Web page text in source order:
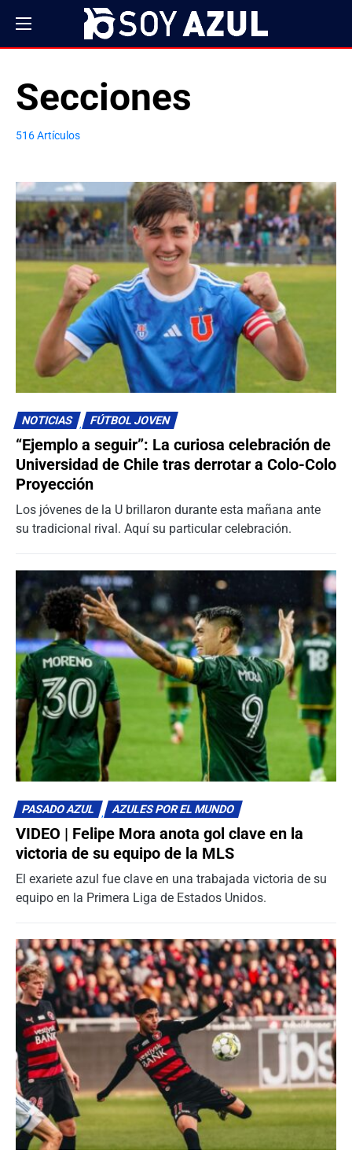
Secciones
516 Artículos
NOTICIAS FÚTBOL JOVEN
“Ejemplo a seguir”: La curiosa celebración de
Universidad de Chile tras derrotar a Colo-Colo
Proyección
Los jóvenes de la U brillaron durante esta mañana ante
su tradicional rival. Aquí su particular celebración.
PASADO AZUL AZULES POR EL MUNDO
VIDEO | Felipe Mora anota gol clave en la
victoria de su equipo de la MLS
El exariete azul fue clave en una trabajada victoria de su
equipo en la Primera Liga de Estados Unidos.